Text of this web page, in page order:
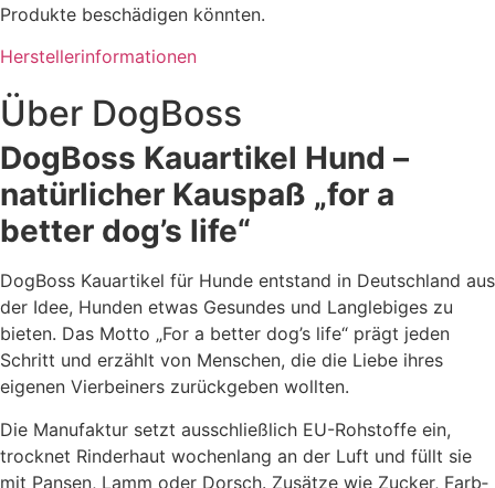
Produkte beschädigen könnten.
Herstellerinformationen
Über DogBoss
DogBoss Kauartikel Hund –
natürlicher Kauspaß „for a
better dog’s life“
DogBoss Kauartikel für Hunde ent­stand in Deutschland aus
der Idee, Hunden ­etwas Gesundes und Langle­biges zu
bieten. Das Motto „For a better dog’s life“ prägt jeden
Schritt und erzählt von Menschen, die die Liebe ihres
eigenen Vier­beiners zurückgeben wollten.
Die Manufaktur setzt ausschließlich EU-Rohstoffe ein,
trocknet Rinderhaut wochen­lang an der Luft und füllt sie
mit Pansen, Lamm oder Dorsch. Zusätze wie Zucker, Farb­